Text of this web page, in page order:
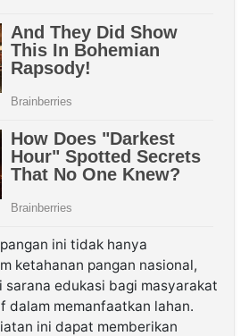
ini tidak hanya
ketahanan pangan nasional,
edukasi bagi masyarakat
dalam memanfaatkan lahan.
ini dapat memberikan